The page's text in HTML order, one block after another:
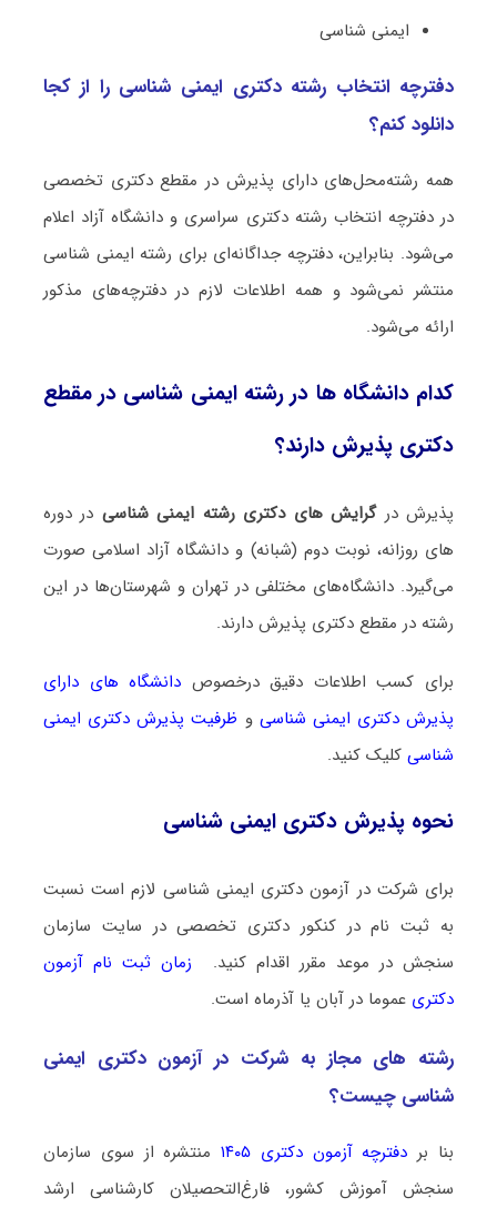
ایمنی شناسی
دفترچه انتخاب رشته دکتری ایمنی شناسی را از کجا
دانلود کنم؟
همه رشته‌محل‌های دارای پذیرش در مقطع دکتری تخصصی
در دفترچه انتخاب رشته دکتری سراسری و دانشگاه آزاد اعلام
می‌شود. بنابراین، دفترچه جداگانه‌ای برای رشته ایمنی شناسی
منتشر نمی‌شود و همه اطلاعات لازم در دفترچه‌های مذکور
ارائه می‌شود.
کدام دانشگاه ها در رشته ایمنی شناسی در مقطع
دکتری پذیرش دارند؟
پذیرش درگرایش های دکتری رشته ایمنی شناسی در دوره
های روزانه، نوبت دوم (شبانه) و دانشگاه آزاد اسلامی صورت
می‌گیرد. دانشگاه‌های مختلفی در تهران و شهرستان‌ها در این
رشته در مقطع دکتری پذیرش دارند.
برای کسب اطلاعات دقیق درخصوص دانشگاه های دارای
پذیرش دکتری ایمنی شناسی و ظرفیت پذیرش دکتری ایمنی
شناسیکلیک کنید.
نحوه پذیرش دکتری ایمنی شناسی
برای شرکت در آزمون دکتری ایمنی شناسی لازم است نسبت
به ثبت نام در کنکور دکتری تخصصی در سایت سازمان
سنجش در موعد مقرر اقدام کنید.
زمان ثبت نام آزمون
دکتری عموما در آبان یا آذرماه است.
رشته­ های مجاز به شرکت در آزمون دکتری ایمنی
شناسی چیست؟
بنا بر دفترچه آزمون دکتری ۱۴۰۵
منتشره از سوی سازمان
سنجش آموزش کشور، فارغ‌التحصیلان کارشناسی ارشد